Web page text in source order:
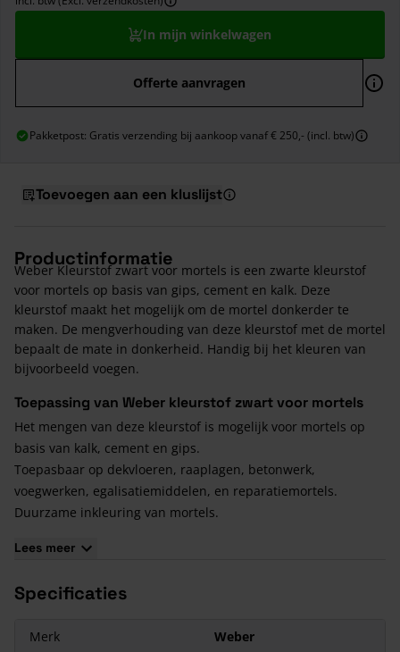
In mijn winkelwagen
Offerte aanvragen
Pakketpost: Gratis verzending bij aankoop vanaf € 250,- (incl. btw)
Toevoegen aan een kluslijst
Productinformatie
Weber Kleurstof zwart voor mortels is een zwarte kleurstof
voor mortels op basis van gips, cement en kalk. Deze
kleurstof maakt het mogelijk om de mortel donkerder te
maken. De mengverhouding van deze kleurstof met de mortel
bepaalt de mate in donkerheid. Handig bij het kleuren van
bijvoorbeeld voegen.
Toepassing van Weber kleurstof zwart voor mortels
Het mengen van deze kleurstof is mogelijk voor mortels op
basis van kalk, cement en gips.
Toepasbaar op dekvloeren, raaplagen, betonwerk,
voegwerken, egalisatiemiddelen, en reparatiemortels.
Duurzame inkleuring van mortels.
Bekijk hier de belangrijkste voordelen van Webers Vloeibare
Kleurstof zorgt voor een duurzame inkleuring van mortels.
Lees meer
Specificaties
Merk
Weber